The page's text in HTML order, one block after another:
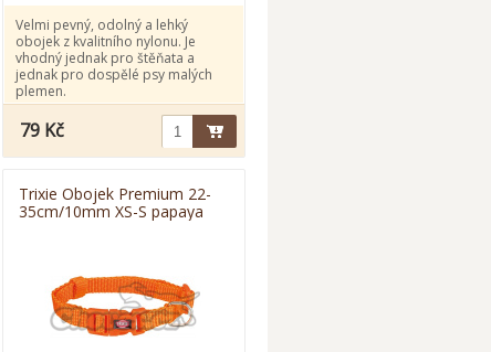
Velmi pevný, odolný a lehký
obojek z kvalitního nylonu. Je
vhodný jednak pro štěňata a
jednak pro dospělé psy malých
plemen.
79 Kč
Trixie Obojek Premium 22-
35cm/10mm XS-S papaya